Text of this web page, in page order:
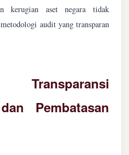
kerugian aset negara tidak
audit yang transparan
Transparansi
Pembatasan